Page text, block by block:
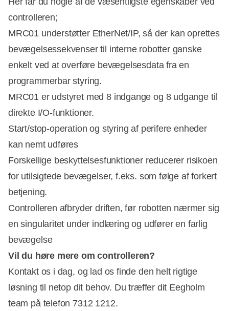
controlleren;
MRC01 understøtter EtherNet/IP, så der kan oprettes
bevægelsessekvenser til interne robotter ganske
enkelt ved at overføre bevægelsesdata fra en
programmerbar styring.
MRC01 er udstyret med 8 indgange og 8 udgange til
direkte I/O-funktioner.
Start/stop-operation og styring af perifere enheder
kan nemt udføres
Forskellige beskyttelsesfunktioner reducerer risikoen
for utilsigtede bevægelser, f.eks. som følge af forkert
betjening.
Controlleren afbryder driften, før robotten nærmer sig
en singularitet under indlæring og udfører en farlig
bevægelse
Vil du høre mere om controlleren?
Kontakt os i dag, og lad os finde den helt rigtige
løsning til netop dit behov. Du træffer dit Eegholm
team på telefon 7312 1212.